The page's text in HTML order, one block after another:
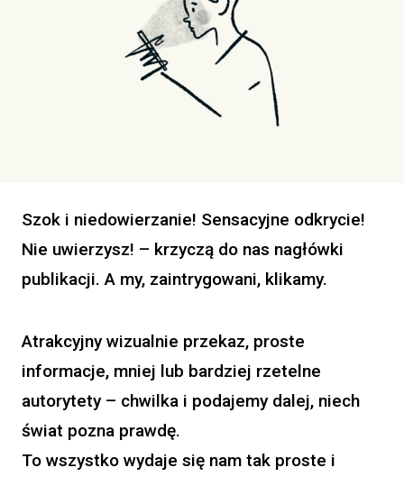
Szok i niedowierzanie! Sensacyjne odkrycie!
Nie uwierzysz! – krzyczą do nas nagłówki
publikacji. A my, zaintrygowani, klikamy.
Atrakcyjny wizualnie przekaz, proste
informacje, mniej lub bardziej rzetelne
autorytety – chwilka i podajemy dalej, niech
świat pozna prawdę.
To wszystko wydaje się nam tak proste i